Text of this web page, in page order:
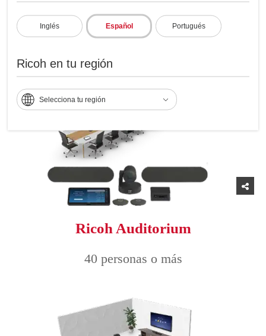
Inglés Español Portugués
Ricoh en tu región
Selecciona tu región
altamente comprometidos
Ricoh Auditorium
40 personas o más